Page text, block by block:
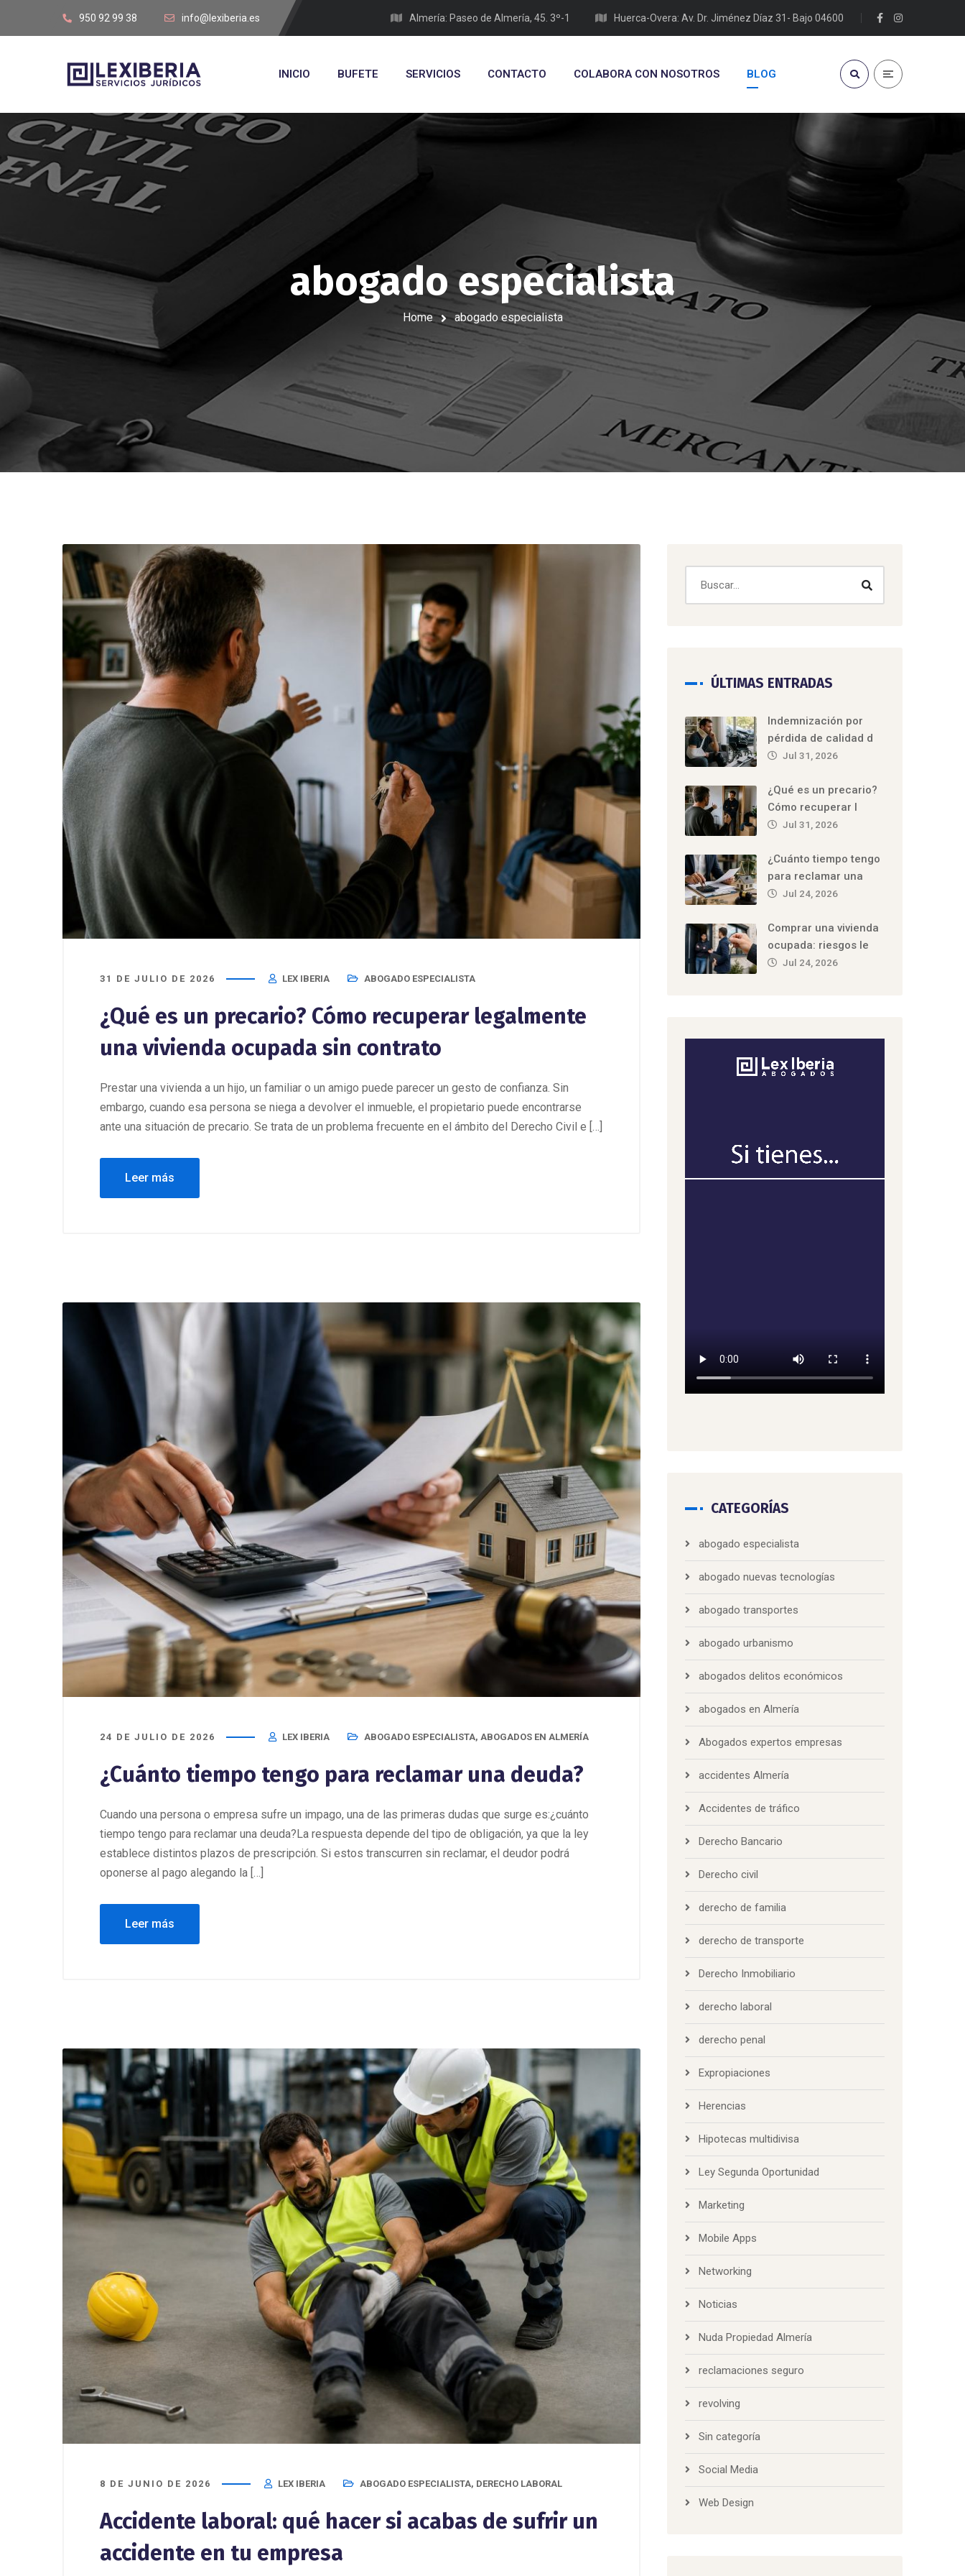
950 92 99 38 info@lexiberia.es Almería: Paseo de Almería, 45. 3º-1 Huerca-Overa: Av. Dr. Jiménez Díaz 31- Bajo 04600
INICIO BUFETE SERVICIOS CONTACTO COLABORA CON NOSOTROS BLOG
abogado especialista
Home abogado especialista
31 DE JULIO DE 2026 LEX IBERIA ABOGADO ESPECIALISTA
¿Qué es un precario? Cómo recuperar legalmente
una vivienda ocupada sin contrato
Prestar una vivienda a un hijo, un familiar o un amigo puede parecer un gesto de confianza. Sin
embargo, cuando esa persona se niega a devolver el inmueble, el propietario puede encontrarse
ante una situación de precario. Se trata de un problema frecuente en el ámbito del Derecho Civil e […]
Leer más
24 DE JULIO DE 2026 LEX IBERIA ABOGADO ESPECIALISTA, ABOGADOS EN ALMERÍA
¿Cuánto tiempo tengo para reclamar una deuda?
Cuando una persona o empresa sufre un impago, una de las primeras dudas que surge es:¿cuánto
tiempo tengo para reclamar una deuda?La respuesta depende del tipo de obligación, ya que la ley
establece distintos plazos de prescripción. Si estos transcurren sin reclamar, el deudor podrá
oponerse al pago alegando la […]
Leer más
8 DE JUNIO DE 2026 LEX IBERIA ABOGADO ESPECIALISTA, DERECHO LABORAL
Accidente laboral: qué hacer si acabas de sufrir un
accidente en tu empresa
ÚLTIMAS ENTRADAS
Indemnización por
pérdida de calidad d
Jul 31, 2026
¿Qué es un precario?
Cómo recuperar l
Jul 31, 2026
¿Cuánto tiempo tengo
para reclamar una
Jul 24, 2026
Comprar una vivienda
ocupada: riesgos le
Jul 24, 2026
CATEGORÍAS
abogado especialista
abogado nuevas tecnologías
abogado transportes
abogado urbanismo
abogados delitos económicos
abogados en Almería
Abogados expertos empresas
accidentes Almería
Accidentes de tráfico
Derecho Bancario
Derecho civil
derecho de familia
derecho de transporte
Derecho Inmobiliario
derecho laboral
derecho penal
Expropiaciones
Herencias
Hipotecas multidivisa
Ley Segunda Oportunidad
Marketing
Mobile Apps
Networking
Noticias
Nuda Propiedad Almería
reclamaciones seguro
revolving
Sin categoría
Social Media
Web Design